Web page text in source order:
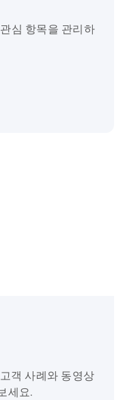
심 항목을 관리하
객 사례와 동영상
세요.